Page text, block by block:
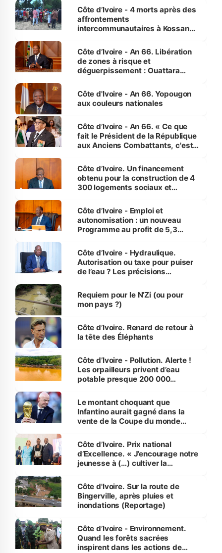
générations futures »
Côte d’Ivoire - 4 morts après des
affrontements
intercommunautaires à Kossandji
milieu des sinistrés
Côte d’Ivoire - An 66. Libération
de zones à risque et
déguerpissement : Ouattara
l'Etat de droit pour préserver les
vies humaines »
Côte d'Ivoire - An 66. Yopougon
aux couleurs nationales
Côte d’Ivoire - An 66. « Ce que
fait le Président de la République
aux Anciens Combattants, c'est
Côte d’Ivoire. Un financement
obtenu pour la construction de 4
300 logements sociaux et
et Yamoussoukro
Côte d’Ivoire - Emploi et
autonomisation : un nouveau
Programme au profit de 5,3
Côte d’Ivoire - Hydraulique.
Autorisation ou taxe pour puiser
de l’eau ? Les précisions
Requiem pour le N’Zi (ou pour
mon pays ?)
Côte d’Ivoire. Renard de retour à
la tête des Éléphants
Côte d’Ivoire - Pollution. Alerte !
Les orpailleurs privent d’eau
potable presque 200 000
Le montant choquant que
Infantino aurait gagné dans la
vente de la Coupe du monde
Côte d’Ivoire. Prix national
d’Excellence. « J’encourage notre
jeunesse à (…) cultiver la
(Alassane Ouattara
Côte d'Ivoire. Sur la route de
Bingerville, après pluies et
inondations (Reportage)
Côte d’Ivoire - Environnement.
Quand les forêts sacrées
inspirent dans les actions de